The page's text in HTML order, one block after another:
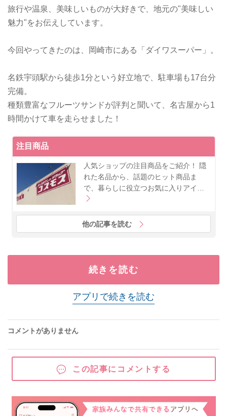
旅行や温泉、美味しいものが大好きで、地元の"美味しい
魅力"をお伝えしています。
今回やってきたのは、岡崎市にある「ダイワスーパー」。
名鉄宇頭駅から徒歩1分という好立地で、駐車場も17台分
完備。
種類豊富なフルーツサンドが評判と聞いて、名古屋から1
時間かけて車を走らせました！
注目商品
人気ショップの注目商品をご紹介！ 隠
れた名品から、話題のヒット商品ま
で、暮らしに役立つお気に入りアイ…
他の記事を読む
続きを読む
アプリで続きを読む
コメントがありません
この記事にコメントする